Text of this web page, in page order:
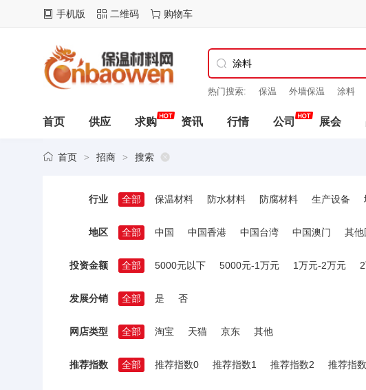
手机版 二维码 购物车
热门搜索: 保温 外墙保温 涂料
首页 供应 求购 资讯 行情 公司 展会
首页 > 招商 > 搜索
行业 全部 保温材料 防水材料 防腐材料 生产设备
地区 全部 中国 中国香港 中国台湾 中国澳门 其他
投资金额 全部 5000元以下 5000元-1万元 1万元-2万元
发展分销 全部 是 否
网店类型 全部 淘宝 天猫 京东 其他
推荐指数 全部 推荐指数0 推荐指数1 推荐指数2 推荐指